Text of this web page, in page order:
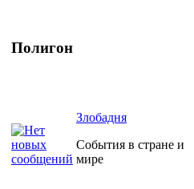
Полигон
Злобадня
События в стране и
мире